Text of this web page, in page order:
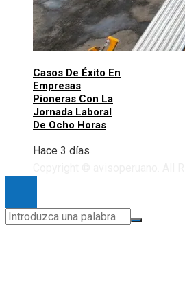
Casos De Éxito En
Empresas
Pioneras Con La
Jornada Laboral
De Ocho Horas
Hace 3 días